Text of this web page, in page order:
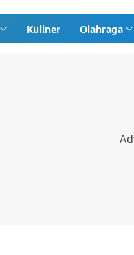
Kuliner Olahraga